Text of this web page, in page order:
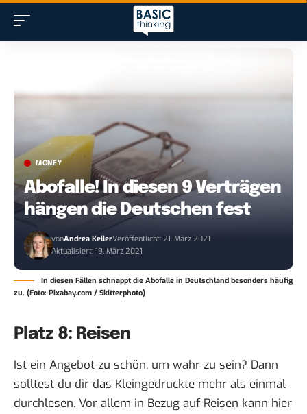
MONEY
Abofalle! In diesen 9 Verträgen
hängen die Deutschen fest
vonAndrea KellerVeröffentlicht: 21. März 2021
Aktualisiert: 19. März 2021
In diesen Fällen schnappt die Abofalle in Deutschland besonders häufig
zu. (Foto: Pixabay.com / Skitterphoto)
Platz 8: Reisen
Ist ein Angebot zu schön, um wahr zu sein? Dann
solltest du dir das Kleingedruckte mehr als einmal
durchlesen. Vor allem in Bezug auf Reisen kann hier